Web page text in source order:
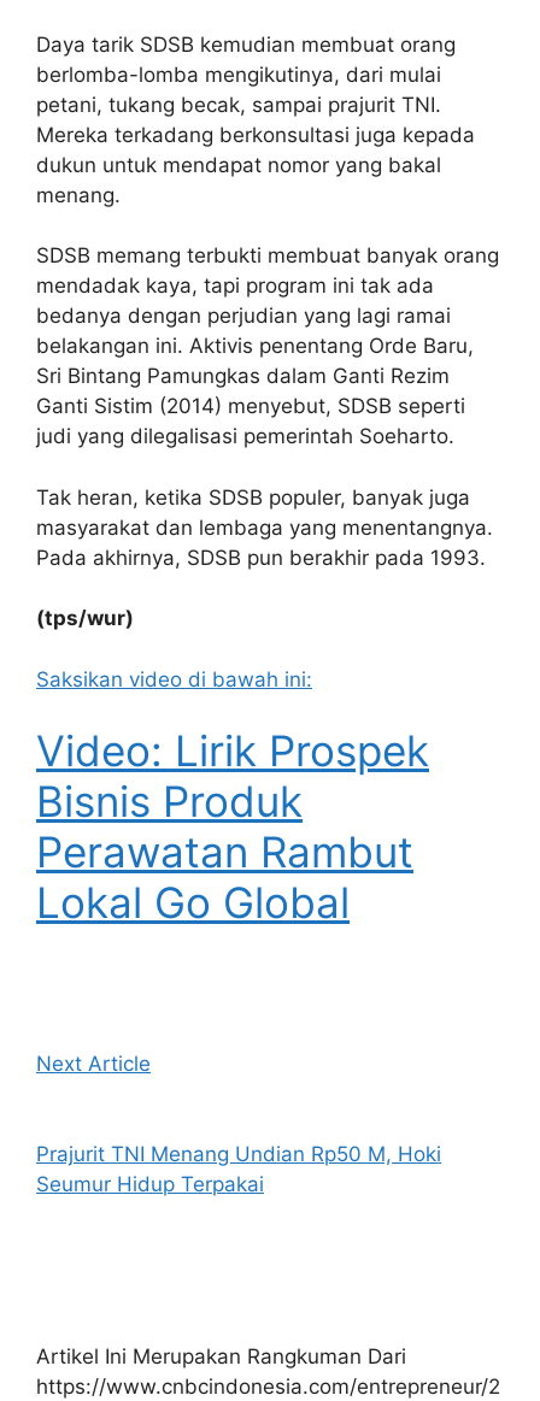
Daya tarik SDSB kemudian membuat orang
berlomba-lomba mengikutinya, dari mulai
petani, tukang becak, sampai prajurit TNI.
Mereka terkadang berkonsultasi juga kepada
dukun untuk mendapat nomor yang bakal
menang.
SDSB memang terbukti membuat banyak orang
mendadak kaya, tapi program ini tak ada
bedanya dengan perjudian yang lagi ramai
belakangan ini. Aktivis penentang Orde Baru,
Sri Bintang Pamungkas dalam Ganti Rezim
Ganti Sistim (2014) menyebut, SDSB seperti
judi yang dilegalisasi pemerintah Soeharto.
Tak heran, ketika SDSB populer, banyak juga
masyarakat dan lembaga yang menentangnya.
Pada akhirnya, SDSB pun berakhir pada 1993.
(tps/wur)
Saksikan video di bawah ini:
Video: Lirik Prospek
Bisnis Produk
Perawatan Rambut
Lokal Go Global
Next Article
Prajurit TNI Menang Undian Rp50 M, Hoki
Seumur Hidup Terpakai
Artikel Ini Merupakan Rangkuman Dari
https://www.cnbcindonesia.com/entrepreneur/2